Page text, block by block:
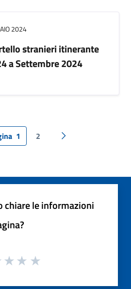
2024
stranieri itinerante
a Settembre 2024
1 2 Pagina successiva
chiare le informazioni